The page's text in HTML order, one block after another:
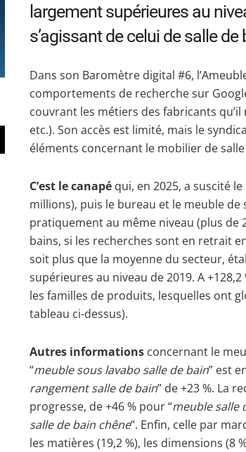
largement supérieures au
s’agissant de celui de salle de
Dans son Baromètre digital #6,
comportements de recherche sur
couvrant les métiers des fabricants
etc.). Son accès est limité, mais le
éléments concernant le mobilier de
C’est le canapé qui, en 2025, a suscité
millions), puis le bureau et le meuble
pratiquement au même niveau (plus de
bains, si les recherches sont en retrait
soit plus que la moyenne du secteur,
supérieures au niveau de 2019. A
les familles de produits, lesquelles ont
tableau ci-dessus).
Autres informations concernant le
“meuble sous lavabo salle de bain” est
rangement salle de bain” de +23 %. La
progresse, de +46 % pour “meuble salle
salle de bain chêne“. Enfin, celle par
les matières (19,2 %), les dimensions (8